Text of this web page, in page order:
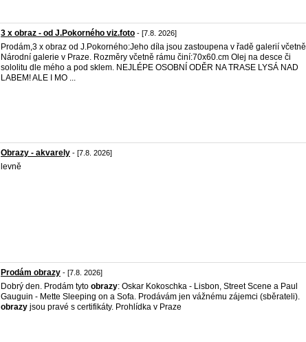
3 x obraz - od J.Pokorného viz.foto - [7.8. 2026]
Prodám,3 x obraz od J.Pokorného:Jeho díla jsou zastoupena v řadě galerií včetně
Národní galerie v Praze. Rozměry včetně rámu činí:70x60.cm Olej na desce či
sololitu dle mého a pod sklem. NEJLÉPE OSOBNÍ ODĚR NA TRASE LYSÁ NAD
LABEM! ALE I MO ...
Obrazy - akvarely - [7.8. 2026]
levně
Prodám obrazy - [7.8. 2026]
Dobrý den. Prodám tyto obrazy: Oskar Kokoschka - Lisbon, Street Scene a Paul
Gauguin - Mette Sleeping on a Sofa. Prodávám jen vážnému zájemci (sběrateli).
obrazy jsou pravé s certifikáty. Prohlídka v Praze